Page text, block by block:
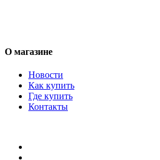
О магазине
Новости
Как купить
Где купить
Контакты